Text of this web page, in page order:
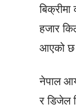
हजार
आएको छ
नेपाल
र डिजेल